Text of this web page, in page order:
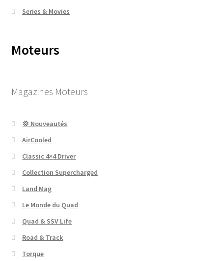
Series & Movies
Moteurs
Magazines Moteurs
💢 Nouveautés
AirCooled
Classic 4×4 Driver
Collection Supercharged
Land Mag
Le Monde du Quad
Quad & SSV Life
Road & Track
Torque